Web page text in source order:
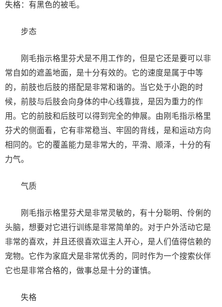
失格：有黑色的被毛。
步态
刚毛指示格里芬犬是不用工作的，但是它还是要可以非
常自如的遮盖地面，是十分有效的。它的速度是属于中等
的，前肢也后肢的搭配是非常和谐的。当它处于小跑的时
候，前肢与后肢会向身体的中心线靠拢，是因为重力的作
用。它的前肢和后肢可以得到完全的伸展。由刚毛指示格里
芬犬的侧面看，它有非常稳当、牢固的背线，是和运动方向
相同的。它的覆盖能力是非常大的，平滑、顺泽，十分的有
力气。
气质
刚毛指示格里芬犬是非常灵敏的，有十分聪明、伶俐的
头脑，想要对它进行训练是非常简单的。对于户外活动它是
非常的喜欢，并且还很喜欢逗主人开心，是人们值得信赖的
宠物。它作为家庭犬是非常优秀的，同时作为一个搜索伙伴
它也是非常合格的，做事总是十分的谨慎。
失格